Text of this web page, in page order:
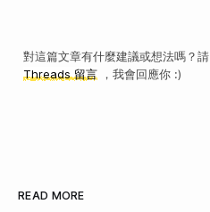
對這篇文章有什麼建議或想法嗎？請
Threads 留言，我會回應你 :)
READ MORE